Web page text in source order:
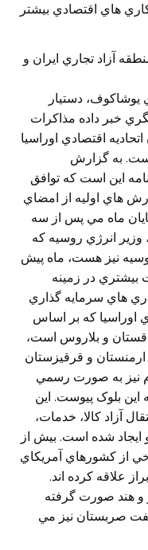
هاي اقتصادي بيشتر
آزاد تجاري ايران و
دستيار
خبر داده مذاکرات
اقتصادي اوراسيا
به گزارش
اين است که توافق
هاي اوليه از امضاي
پايان ماه مي پس از سه
وزير انرژي روسيه که
نيز هست، ماه پيش
بيشتري در زمينه
هاي سرمايه گذاري
اوراسيا که بر اساس
و بلاروس است،
آن، ارمنستان و قرقيزستان
در سال ٢٠١٦ ويتنام نيز به صورت رسمي
بلوک پيوست. اين
آزاد کالا، خدمات،
شده است. بيش از
از کشورهاي آمريکاي
علاقه کرده اند.
و هند صورت گرفته
صربستان نيز مي